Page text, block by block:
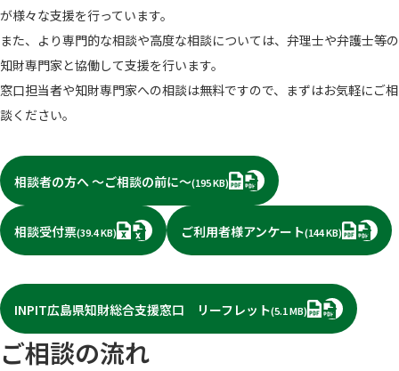
が様々な支援を行っています。
また、より専門的な相談や高度な相談については、弁理士や弁護士等の
知財専門家と協働して支援を行います。
窓口担当者や知財専門家への相談は無料ですので、まずはお気軽にご相
談ください。
相談者の方へ ～ご相談の前に～(195 KB) PDF
相談受付票(39.4 KB) XLSX ご利用者様アンケート(144 KB) PDF
INPIT広島県知財総合支援窓口 リーフレット(5.1 MB) PDF
ご相談の流れ